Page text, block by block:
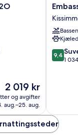
Prisen
er
2 019 kr
2 019 kr
og avgifter
aug.–25. aug.
Suites
By
Hilton
Orlando
Sunset
Walk
9.4
av
9,4
1